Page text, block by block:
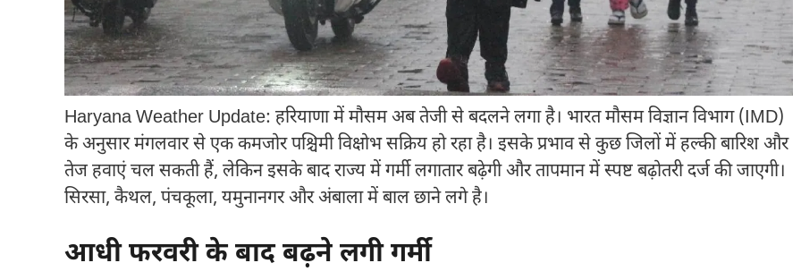
Haryana Weather Update: हरियाणा में मौसम अब तेजी से बदलने लगा है। भारत मौसम विज्ञान विभाग(IMD)
के अनुसार मंगलवार से एक कमजोर पश्चिमी विक्षोभ सक्रिय हो रहा है। इसके प्रभाव से कुछ जिलों में हल्की बारिश और
तेज हवाएं चल सकती हैं, लेकिन इसके बाद राज्य में गर्मी लगातार बढ़ेगी और तापमान में स्पष्ट बढ़ोतरी दर्ज की जाएगी।
सिरसा, कैथल, पंचकूला, यमुनानगर और अंबाला में बाल छाने लगे है।
आधी फरवरी के बाद बढ़ने लगी गर्मी